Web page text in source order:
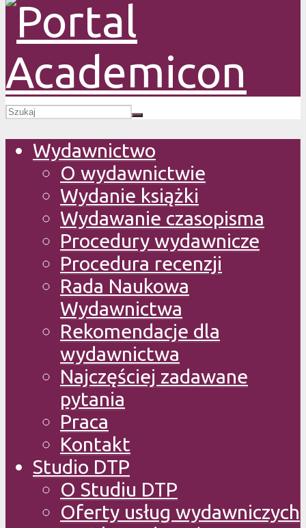
Wydawnictwo
O wydawnictwie
Wydanie książki
Wydawanie czasopisma
Procedury wydawnicze
Procedura recenzji
Rada Naukowa
Wydawnictwa
Rekomendacje dla
wydawnictwa
Najczęściej zadawane
pytania
Praca
Kontakt
Studio DTP
O Studiu DTP
Oferty usług wydawniczych